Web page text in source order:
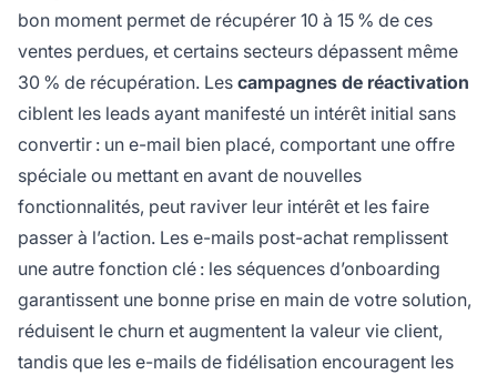
bon moment permet de récupérer 10 à 15 % de ces
ventes perdues, et certains secteurs dépassent même
30 % de récupération. Les campagnes de réactivation
ciblent les leads ayant manifesté un intérêt initial sans
convertir : un e-mail bien placé, comportant une offre
spéciale ou mettant en avant de nouvelles
fonctionnalités, peut raviver leur intérêt et les faire
passer à l’action. Les e-mails post-achat remplissent
une autre fonction clé : les séquences d’onboarding
garantissent une bonne prise en main de votre solution,
réduisent le churn et augmentent la valeur vie client,
tandis que les e-mails de fidélisation encouragent les